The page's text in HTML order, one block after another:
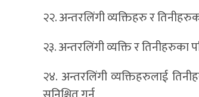
२२. अन्तरलिंगी व्यक्तिहरु र
२३. अन्तरलिंगी व्यक्ति र तिनीहरुका
२४. अन्तरलिंगी व्यक्तिहरुलाई